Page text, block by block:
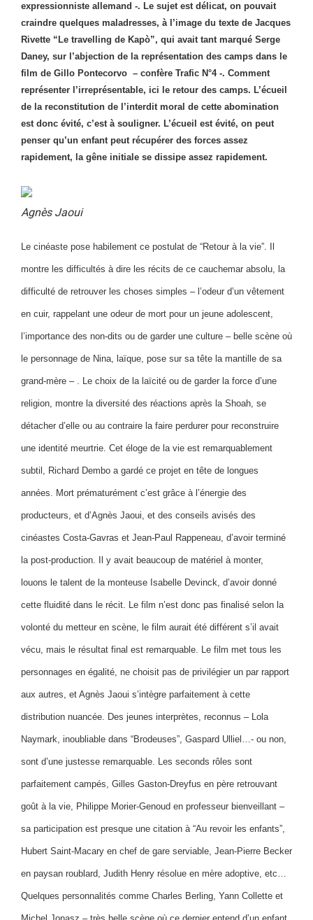
expressionniste allemand -. Le sujet est délicat, on pouvait
craindre quelques maladresses, à l’image du texte de Jacques
Rivette “Le travelling de Kapò”, qui avait tant marqué Serge
Daney, sur l’abjection de la représentation des camps dans le
film de Gillo Pontecorvo – confère Trafic N°4 -. Comment
représenter l’irreprésentable, ici le retour des camps. L’écueil
de la reconstitution de l’interdit moral de cette abomination
est donc évité, c’est à souligner. L’écueil est évité, on peut
penser qu’un enfant peut récupérer des forces assez
rapidement, la gêne initiale se dissipe assez rapidement.
Agnès Jaoui
Le cinéaste pose habilement ce postulat de “Retour à la vie”. Il
montre les difficultés à dire les récits de ce cauchemar absolu, la
difficulté de retrouver les choses simples – l’odeur d’un vêtement
en cuir, rappelant une odeur de mort pour un jeune adolescent,
l’importance des non-dits ou de garder une culture – belle scène où
le personnage de Nina, laïque, pose sur sa tête la mantille de sa
grand-mère – . Le choix de la laïcité ou de garder la force d’une
religion, montre la diversité des réactions après la Shoah, se
détacher d’elle ou au contraire la faire perdurer pour reconstruire
une identité meurtrie. Cet éloge de la vie est remarquablement
subtil, Richard Dembo a gardé ce projet en tête de longues
années. Mort prématurément c’est grâce à l’énergie des
producteurs, et d’Agnès Jaoui, et des conseils avisés des
cinéastes Costa-Gavras et Jean-Paul Rappeneau, d’avoir terminé
la post-production. Il y avait beaucoup de matériel à monter,
louons le talent de la monteuse Isabelle Devinck, d’avoir donné
cette fluidité dans le récit. Le film n’est donc pas finalisé selon la
volonté du metteur en scène, le film aurait été différent s’il avait
vécu, mais le résultat final est remarquable. Le film met tous les
personnages en égalité, ne choisit pas de privilégier un par rapport
aux autres, et Agnès Jaoui s’intègre parfaitement à cette
distribution nuancée. Des jeunes interprètes, reconnus – Lola
Naymark, inoubliable dans “Brodeuses”, Gaspard Ulliel…- ou non,
sont d’une justesse remarquable. Les seconds rôles sont
parfaitement campés, Gilles Gaston-Dreyfus en père retrouvant
goût à la vie, Philippe Morier-Genoud en professeur bienveillant –
sa participation est presque une citation à “Au revoir les enfants”,
Hubert Saint-Macary en chef de gare serviable, Jean-Pierre Becker
en paysan roublard, Judith Henry résolue en mère adoptive, etc…
Quelques personnalités comme Charles Berling, Yann Collette et